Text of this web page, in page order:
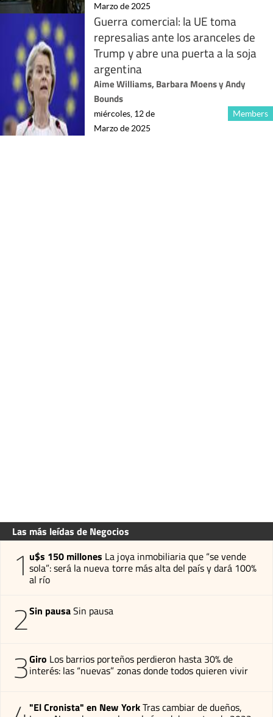
Marzo de 2025
Guerra comercial: la UE toma
represalias ante los aranceles de
Trump y abre una puerta a la soja
argentina
Aime Williams, Barbara Moens y Andy
Bounds
Members
miércoles, 12 de
Marzo de 2025
Las más leídas de Negocios
1 u$s 150 millones La joya inmobiliaria que “se vende
sola”: será la nueva torre más alta del país y dará 100%
al río
2Sin pausaSin pausa
3Giro Los barrios porteños perdieron hasta 30% de
interés: las “nuevas” zonas donde todos quieren vivir
"El Cronista" en New YorkTras cambiar de dueños,